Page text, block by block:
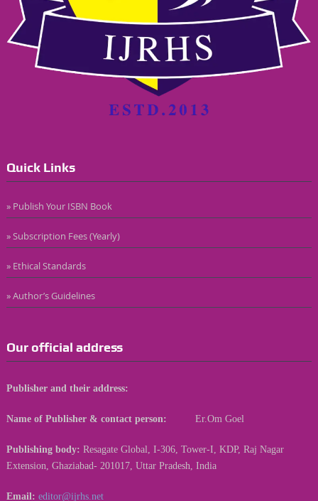
Quick Links
» Publish Your ISBN Book
» Subscription Fees (Yearly)
» Ethical Standards
» Author’s Guidelines
Our official address
Publisher and their address:
Name of Publisher & contact person: Er.Om Goel
Publishing body: Resagate Global, I-306, Tower-I, KDP, Raj Nagar
Extension, Ghaziabad- 201017, Uttar Pradesh, India
Email: editor@ijrhs.net